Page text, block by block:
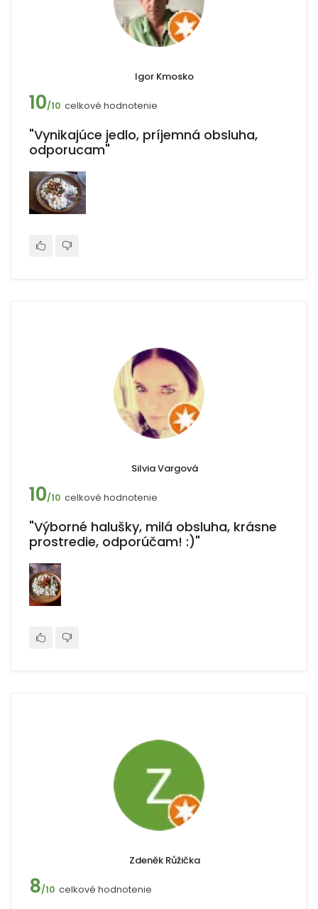
Igor Kmosko
10/10 celkové hodnotenie
"Vynikajúce jedlo, príjemná obsluha,
odporucam"
Silvia Vargová
10/10 celkové hodnotenie
"Výborné halušky, milá obsluha, krásne
prostredie, odporúčam! :)"
Zdeněk Růžička
8/10 celkové hodnotenie